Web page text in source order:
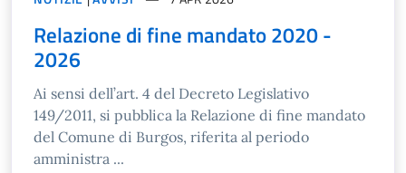
Relazione di fine mandato 2020 -
2026
Ai sensi dell’art. 4 del Decreto Legislativo
149/2011, si pubblica la Relazione di fine mandato
del Comune di Burgos, riferita al periodo
amministra ...